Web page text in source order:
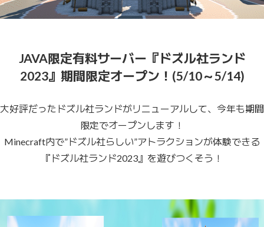
JAVA限定有料サーバー『ドズル社ランド
2023』期間限定オープン！(5/10～5/14)
大好評だったドズル社ランドがリニューアルして、今年も期間
限定でオープンします！
Minecraft内で”ドズル社らしい”アトラクションが体験できる
『ドズル社ランド2023』を遊びつくそう！